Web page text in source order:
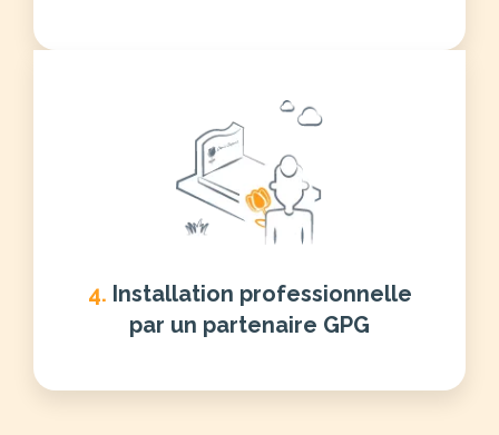
4. Installation professionnelle
par un partenaire GPG